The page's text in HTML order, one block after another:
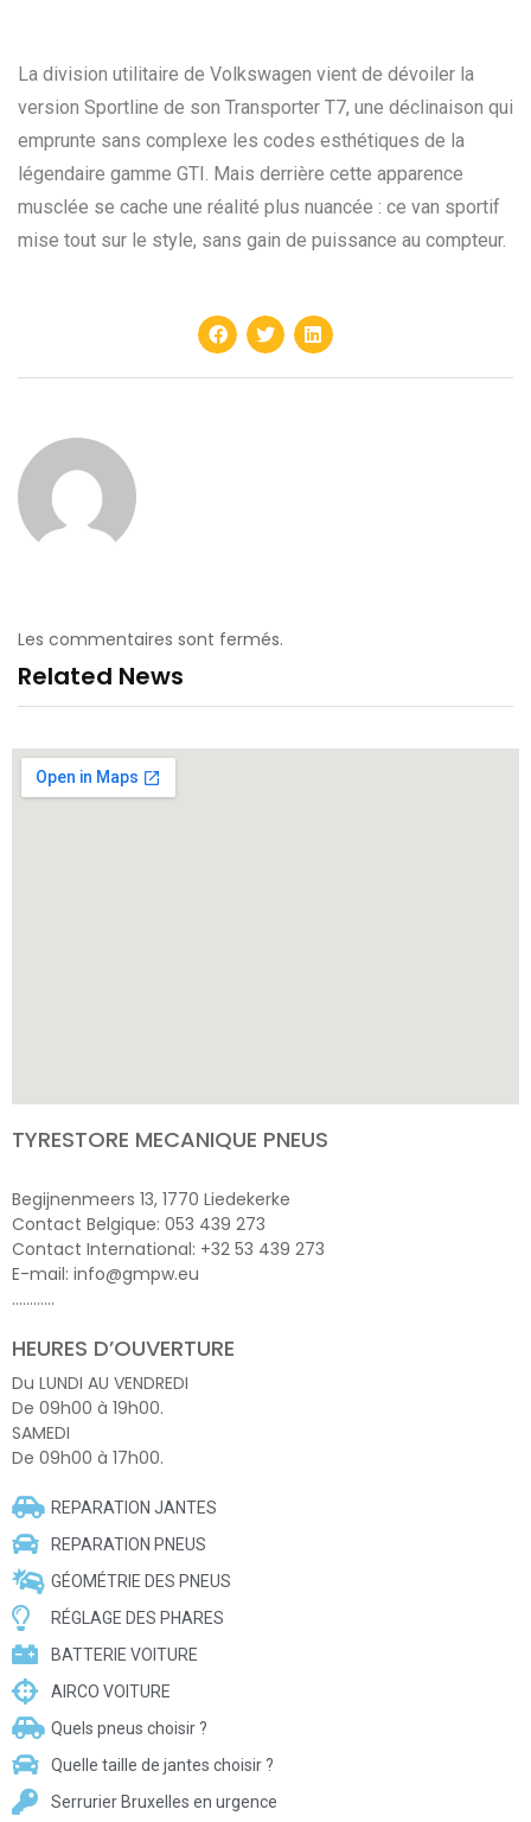
La division utilitaire de Volkswagen vient de dévoiler la
version Sportline de son Transporter T7, une déclinaison qui
emprunte sans complexe les codes esthétiques de la
légendaire gamme GTI. Mais derrière cette apparence
musclée se cache une réalité plus nuancée : ce van sportif
mise tout sur le style, sans gain de puissance au compteur.
Les commentaires sont fermés.
Related News
TYRESTORE MECANIQUE PNEUS
Begijnenmeers 13, 1770 Liedekerke
Contact Belgique: 053 439 273
Contact International: +32 53 439 273
E-mail: info@gmpw.eu
…………
HEURES D’OUVERTURE
Du LUNDI AU VENDREDI
De 09h00 à 19h00.
SAMEDI
De 09h00 à 17h00.
REPARATION JANTES
REPARATION PNEUS
GÉOMÉTRIE DES PNEUS
RÉGLAGE DES PHARES
BATTERIE VOITURE
AIRCO VOITURE
Quels pneus choisir ?
Quelle taille de jantes choisir ?
Serrurier Bruxelles en urgence